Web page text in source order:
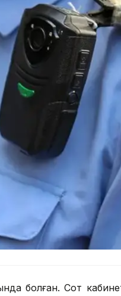
болған. Сот